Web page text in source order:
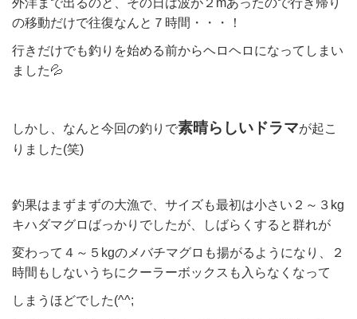
の移動だけで往復なんと７時間・・・！
行きだけでも釣りを始める前からヘロヘロになってしまい
ました💦
しかし、なんと今回の釣りで素晴らしいドラマが起こ
りました(笑)
釣果はまずまずの大漁で、サイズも最初は小さい２～３kg
キハダマグロばっかりでしたが、しばらくすると群れが
変わって４～５kgのメバチマグロも揚がるようになり、２
時間もしないうちにクーラーボックスも入らなくなって
しまうほどでした(^^;